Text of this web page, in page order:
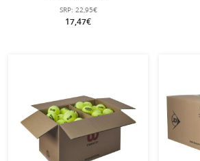
SRP: 22,95€
17,47€